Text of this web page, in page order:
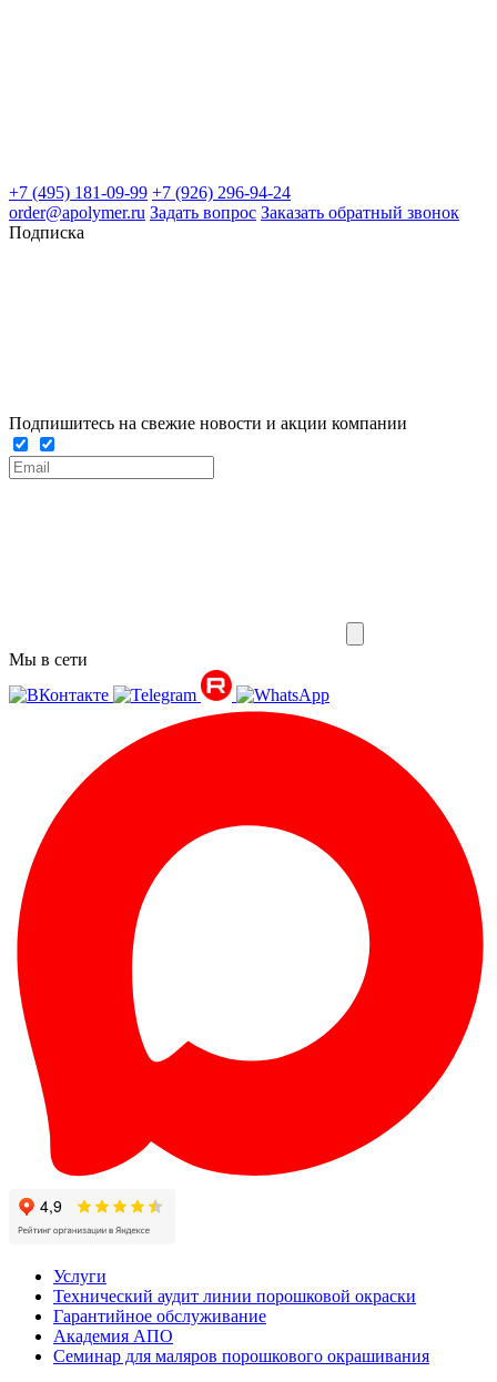
+7 (495) 181-09-99 +7 (926) 296-94-24
order@apolymer.ru Задать вопрос Заказать обратный звонок
Подписка
Подпишитесь на свежие новости и акции компании
Мы в сети
Услуги
Технический аудит линии порошковой окраски
Гарантийное обслуживание
Академия АПО
Семинар для маляров порошкового окрашивания